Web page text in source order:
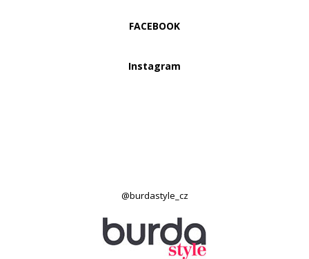
FACEBOOK
Instagram
@burdastyle_cz